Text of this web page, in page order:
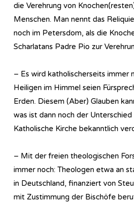
die Verehrung von
Menschen. Man nennt das
noch im Petersdom, als die
Scharlatans Padre Pio zur
– Es wird katholischerseits immer
Heiligen im Himmel seien
Erden. Diesem (Aber) Glauben
was ist dann noch der
Katholische Kirche bekanntlich
– Mit der freien theologischen
immer noch: Theologen etwa an
in Deutschland, finanziert von
mit Zustimmung der Bischöfe